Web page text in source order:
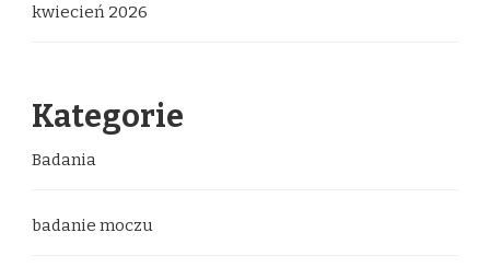
kwiecień 2026
Kategorie
Badania
badanie moczu